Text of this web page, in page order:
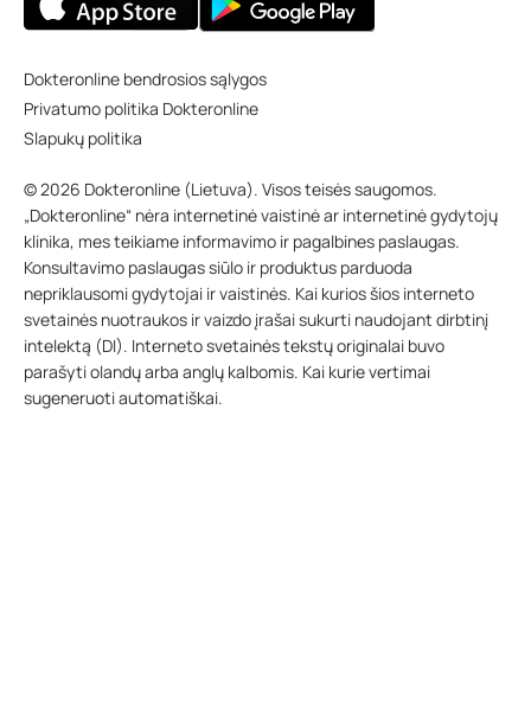
Dokteronline bendrosios sąlygos
Privatumo politika Dokteronline
Slapukų politika
© 2026 Dokteronline (Lietuva). Visos teisės saugomos.
„Dokteronline“ nėra internetinė vaistinė ar internetinė gydytojų
klinika, mes teikiame informavimo ir pagalbines paslaugas.
Konsultavimo paslaugas siūlo ir produktus parduoda
nepriklausomi gydytojai ir vaistinės. Kai kurios šios interneto
svetainės nuotraukos ir vaizdo įrašai sukurti naudojant dirbtinį
intelektą (DI). Interneto svetainės tekstų originalai buvo
parašyti olandų arba anglų kalbomis. Kai kurie vertimai
sugeneruoti automatiškai.